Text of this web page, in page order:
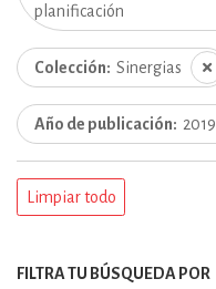
planificación
Colección Sinergias
Año de publicación 2019
Limpiar todo
FILTRA TU BÚSQUEDA POR